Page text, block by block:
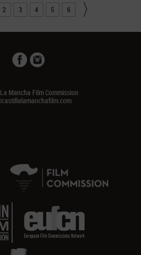
2 3 4 5 6
Mancha Film Commission